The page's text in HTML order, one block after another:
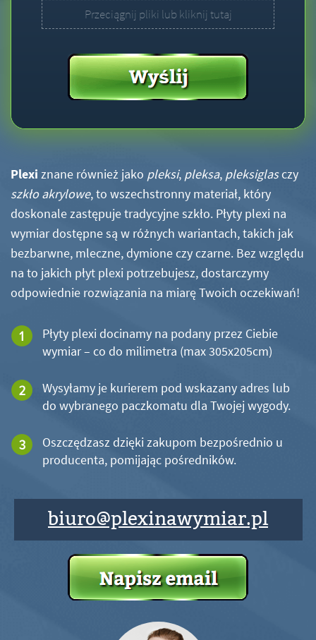
Przeciągnij pliki lub kliknij tutaj
Plexi znane również jako pleksi, pleksa, pleksiglasczy
szkło akrylowe, to wszechstronny materiał, który
doskonale zastępuje tradycyjne szkło. Płyty plexi na
wymiar dostępne są w różnych wariantach, takich jak
bezbarwne, mleczne, dymione czy czarne. Bez względu
na to jakich płyt plexi potrzebujesz, dostarczymy
odpowiednie rozwiązania na miarę Twoich oczekiwań!
Płyty plexi docinamy na podany przez Ciebie
wymiar – co do milimetra (max 305x205cm)
Wysyłamy je kurierem pod wskazany adres lub
do wybranego paczkomatu dla Twojej wygody.
Oszczędzasz dzięki zakupom bezpośrednio u
producenta, pomijając pośredników.
biuro@plexinawymiar.pl